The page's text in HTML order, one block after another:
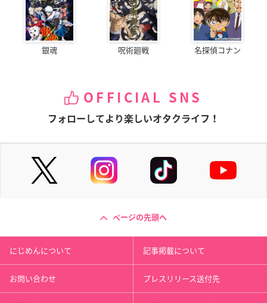
銀魂 呪術廻戦 名探偵コナン
OFFICIAL SNS
フォローしてより楽しいオタクライフ！
ページの先頭へ
にじめんについて 記事掲載について
お問い合わせ プレスリリース送付先